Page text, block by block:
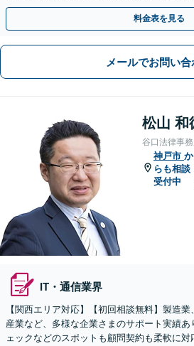
や契約書作成・交渉はお任せください【初回
料金表を見る
メールでお問い合
松山 和
谷口法律事
神戸市 か
らも相談
受付中
IT・通信業界
【関西エリア対応】【初回相談無料】製造
産業など、多様な企業さまのサポート実績
ェックなどのスポットも顧問契約も柔軟に